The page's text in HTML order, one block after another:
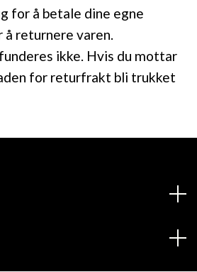
for å betale dine egne
returnere varen.
ikke. Hvis du mottar
for returfrakt bli trukket